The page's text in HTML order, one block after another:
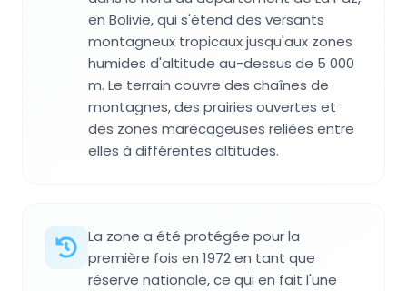
en Bolivie, qui s'étend des versants
montagneux tropicaux jusqu'aux zones
humides d'altitude au-dessus de 5 000
m. Le terrain couvre des chaînes de
montagnes, des prairies ouvertes et
des zones marécageuses reliées entre
elles à différentes altitudes.
La zone a été protégée pour la
première fois en 1972 en tant que
réserve nationale, ce qui en fait l'une